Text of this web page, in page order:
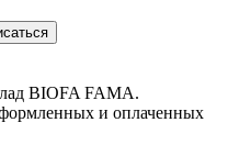
BIOFA FAMA.
и оплаченных